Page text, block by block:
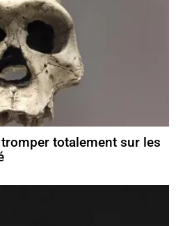
totalement sur les